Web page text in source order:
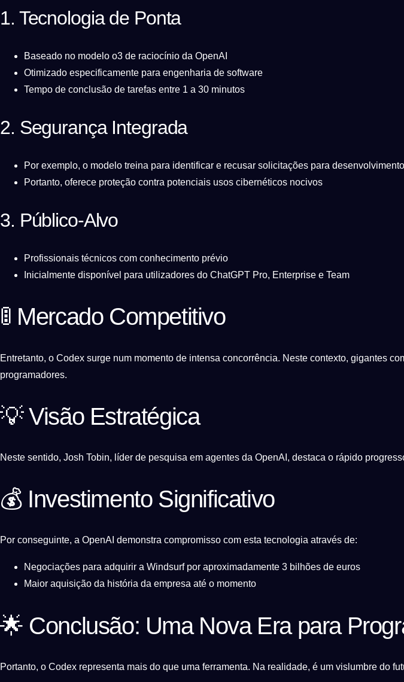
1. Tecnologia de Ponta
Baseado no modelo o3 de raciocínio da OpenAI
Otimizado especificamente para engenharia de software
Tempo de conclusão de tarefas entre 1 a 30 minutos
2. Segurança Integrada
Por exemplo, o modelo treina para identificar e recusar solicitações para
Portanto, oferece proteção contra potenciais usos cibernéticos nocivos
3. Público-Alvo
Profissionais técnicos com conhecimento prévio
Inicialmente disponível para utilizadores do ChatGPT Pro, Enterprise e Team
🚦 Mercado Competitivo
Entretanto, o Codex surge num momento de intensa concorrência. Neste contexto, gigantes
programadores.
💡 Visão Estratégica
Neste sentido, Josh Tobin, líder de pesquisa em agentes da OpenAI, destaca o rápido
💰 Investimento Significativo
Por conseguinte, a OpenAI demonstra compromisso com esta tecnologia através de:
Negociações para adquirir a Windsurf por aproximadamente 3 bilhões de euros
Maior aquisição da história da empresa até o momento
🌟 Conclusão: Uma Nova Era para
Portanto, o Codex representa mais do que uma ferramenta. Na realidade, é um vislumbre do